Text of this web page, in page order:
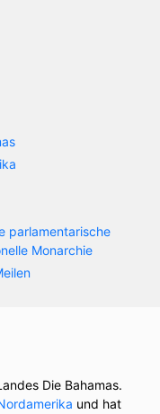
parlamentarische
Monarchie
Die Bahamas.
und hat